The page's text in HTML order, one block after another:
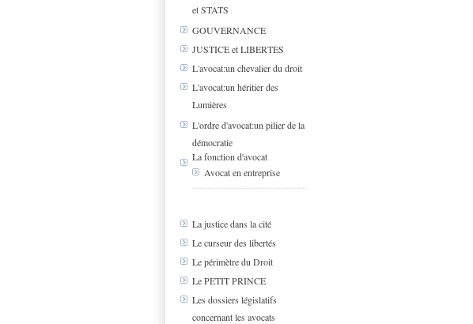
et STATS
GOUVERNANCE
JUSTICE et LIBERTES
L'avocat:un chevalier du droit
L'avocat:un héritier des
Lumières
L'ordre d'avocat:un pilier de la
démocratie
La fonction d'avocat
Avocat en entreprise
La justice dans la cité
Le curseur des libertés
Le périmètre du Droit
Le PETIT PRINCE
Les dossiers législatifs
concernant les avocats